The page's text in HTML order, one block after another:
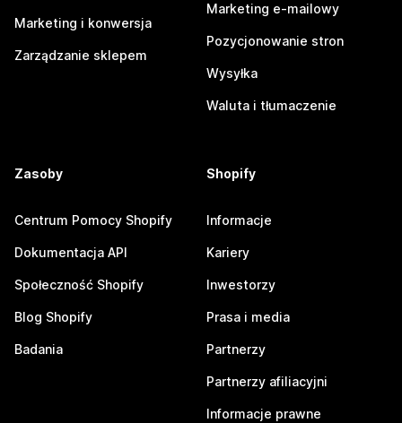
Marketing i konwersja
Zarządzanie sklepem
Marketing e-mailowy
Pozycjonowanie stron
Wysyłka
Waluta i tłumaczenie
Zasoby
Centrum Pomocy Shopify
Dokumentacja API
Społeczność Shopify
Blog Shopify
Badania
Shopify
Informacje
Kariery
Inwestorzy
Prasa i media
Partnerzy
Partnerzy afiliacyjni
Informacje prawne